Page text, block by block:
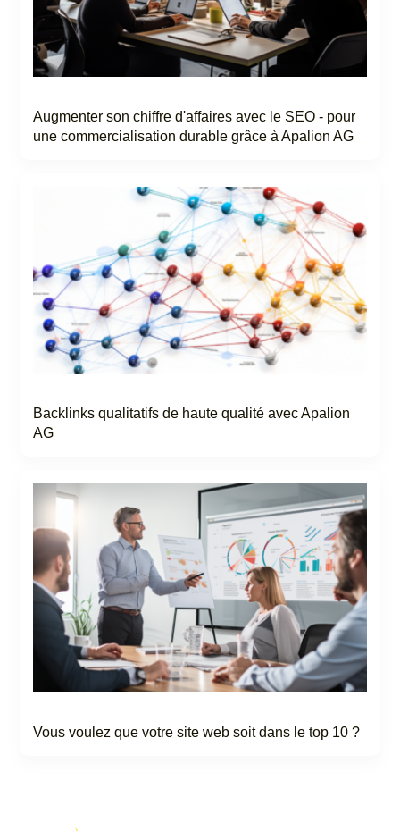
Augmenter son chiffre d'affaires avec le SEO - pour
une commercialisation durable grâce à Apalion AG
Backlinks qualitatifs de haute qualité avec Apalion
AG
Vous voulez que votre site web soit dans le top 10 ?